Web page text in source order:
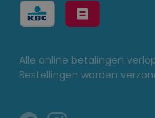
Alle online betalingen
Bestellingen worden